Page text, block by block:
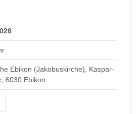
Ebikon (Jakobuskirche), Kaspar-
6030 Ebikon